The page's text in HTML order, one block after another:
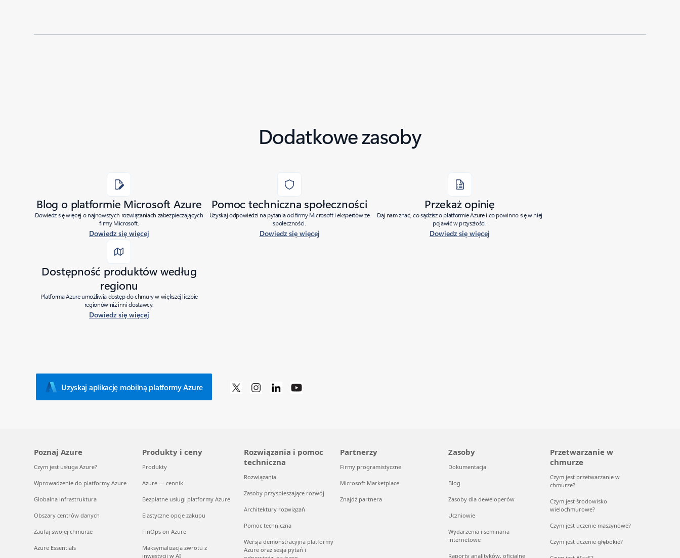
Dodatkowe zasoby
Blog o platformie Microsoft Azure
Dowiedz się więcej o najnowszych rozwiązaniach zabezpieczających
firmy Microsoft.
Dowiedz się więcej
Pomoc techniczna społeczności
Uzyskaj odpowiedzi na pytania od firmy Microsoft i ekspertów ze
społeczności.
Dowiedz się więcej
Przekaż opinię
Daj nam znać, co sądzisz o platformie Azure i co powinno się w niej
pojawić w przyszłości.
Dowiedz się więcej
Dostępność produktów według
regionu
Platforma Azure umożliwia dostęp do chmury w większej liczbie
regionów niż inni dostawcy.
Dowiedz się więcej
Uzyskaj aplikację mobilną platformy Azure
Poznaj Azure
Czym jest usługa Azure?
Wprowadzenie do platformy Azure
Globalna infrastruktura
Obszary centrów danych
Zaufaj swojej chmurze
Azure Essentials
Produkty i ceny
Produkty
Azure — cennik
Bezpłatne usługi platformy Azure
Elastyczne opcje zakupu
FinOps on Azure
Maksymalizacja zwrotu z
inwestycji w AI
Rozwiązania i pomoc
techniczna
Rozwiązania
Zasoby przyspieszające rozwój
Architektury rozwiązań
Pomoc techniczna
Wersja demonstracyjna platformy
Azure oraz sesja pytań i
Partnerzy
Firmy programistyczne
Microsoft Marketplace
Znajdź partnera
Zasoby
Dokumentacja
Blog
Zasoby dla deweloperów
Uczniowie
Wydarzenia i seminaria
internetowe
Raporty analityków, oficjalne
Przetwarzanie w
chmurze
Czym jest przetwarzanie w
chmurze?
Czym jest środowisko
wielochmurowe?
Czym jest uczenie maszynowe?
Czym jest uczenie głębokie?